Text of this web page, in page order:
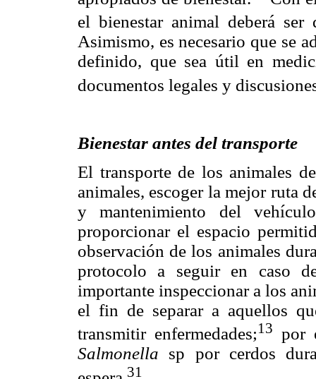
el bienestar animal deberá
Asimismo, es necesario que se
definido, que sea útil en
documentos legales y
Bienestar antes del transporte
El transporte de los animales
animales, escoger la mejor ruta
y mantenimiento del
proporcionar el espacio
observación de los animales
protocolo a seguir en caso
importante inspeccionar a los
el fin de separar a aquellos
transmitir enfermedades;13 por
Salmonella sp por cerdos
31